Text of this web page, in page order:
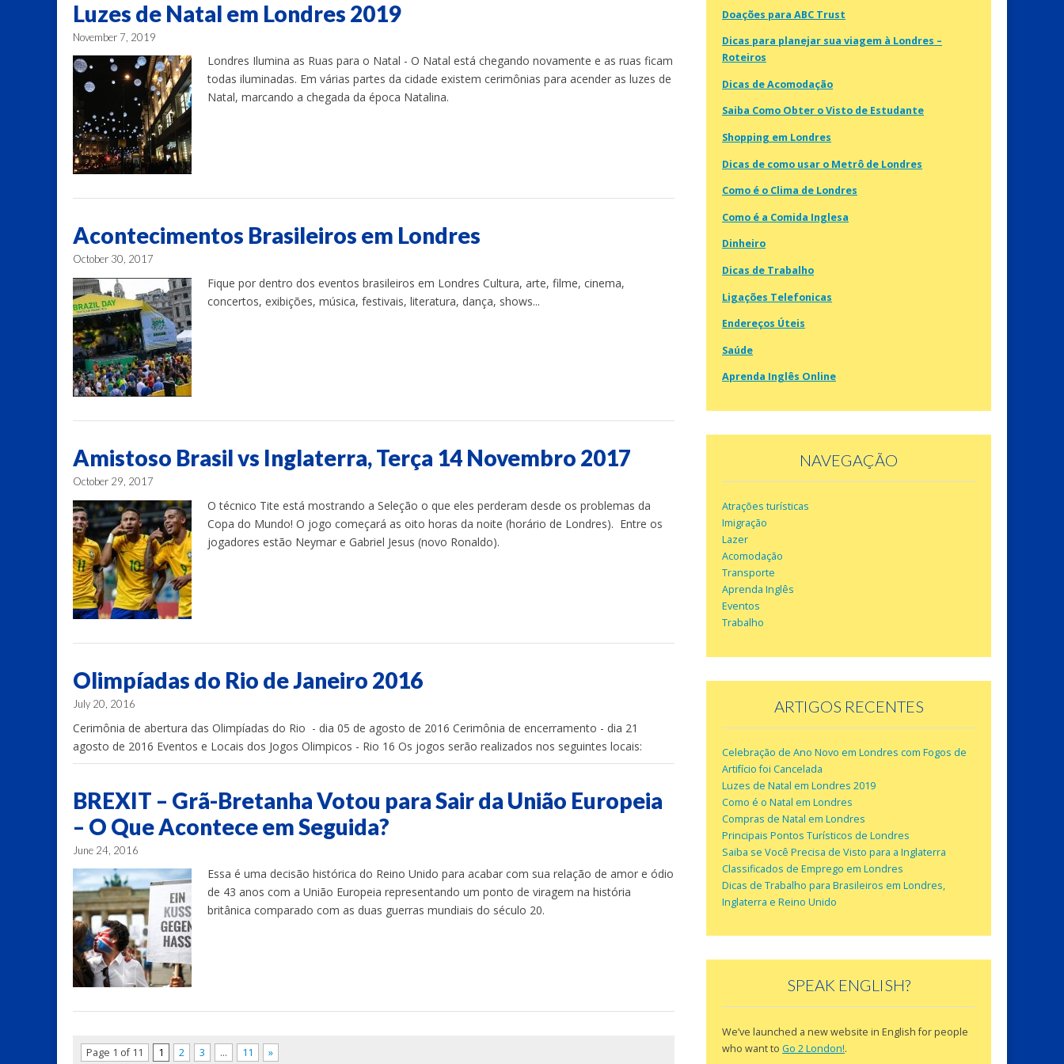
Luzes de Natal em Londres 2019
November 7, 2019
Londres Ilumina as Ruas para o Natal - O Natal está chegando novamente e as ruas ficam
todas iluminadas. Em várias partes da cidade existem cerimônias para acender as luzes de
Natal, marcando a chegada da época Natalina.
Acontecimentos Brasileiros em Londres
October 30, 2017
Fique por dentro dos eventos brasileiros em Londres Cultura, arte, filme, cinema,
concertos, exibições, música, festivais, literatura, dança, shows...
Amistoso Brasil vs Inglaterra, Terça 14 Novembro 2017
October 29, 2017
O técnico Tite está mostrando a Seleção o que eles perderam desde os problemas da
Copa do Mundo! O jogo começará as oito horas da noite (horário de Londres). Entre os
jogadores estão Neymar e Gabriel Jesus (novo Ronaldo).
Olimpíadas do Rio de Janeiro 2016
July 20, 2016
Cerimônia de abertura das Olimpíadas do Rio - dia 05 de agosto de 2016 Cerimônia de encerramento - dia 21
agosto de 2016 Eventos e Locais dos Jogos Olimpicos - Rio 16 Os jogos serão realizados nos seguintes locais:
BREXIT – Grã-Bretanha Votou para Sair da União Europeia
– O Que Acontece em Seguida?
June 24, 2016
Essa é uma decisão histórica do Reino Unido para acabar com sua relação de amor e ódio
de 43 anos com a União Europeia representando um ponto de viragem na história
britânica comparado com as duas guerras mundiais do século 20.
Page 1 of 11 1 2 3 … 11 »
Doações para ABC Trust
Dicas para planejar sua viagem à Londres –
Roteiros
Dicas de Acomodação
Saiba Como Obter o Visto de Estudante
Shopping em Londres
Dicas de como usar o Metrô de Londres
Como é o Clima de Londres
Como é a Comida Inglesa
Dinheiro
Dicas de Trabalho
Ligações Telefonicas
Endereços Úteis
Saúde
Aprenda Inglês Online
NAVEGAÇÃO
Atrações turísticas
Imigração
Lazer
Acomodação
Transporte
Aprenda Inglês
Eventos
Trabalho
ARTIGOS RECENTES
Celebração de Ano Novo em Londres com Fogos de
Artifício foi Cancelada
Luzes de Natal em Londres 2019
Como é o Natal em Londres
Compras de Natal em Londres
Principais Pontos Turísticos de Londres
Saiba se Você Precisa de Visto para a Inglaterra
Classificados de Emprego em Londres
Dicas de Trabalho para Brasileiros em Londres,
Inglaterra e Reino Unido
SPEAK ENGLISH?
We’ve launched a new website in English for people
who want toGo 2 London!.